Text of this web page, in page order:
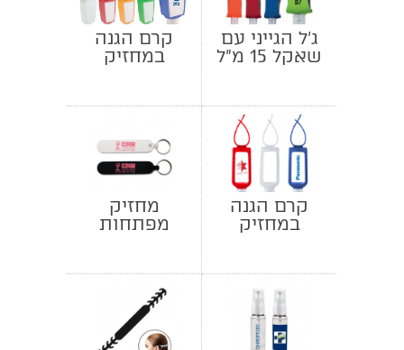
ג'ל הגייני עם
שאקל 15 מ"ל
קרם הגנה
במחזיק
קרם הגנה
במחזיק
מחזיק
מפתחות